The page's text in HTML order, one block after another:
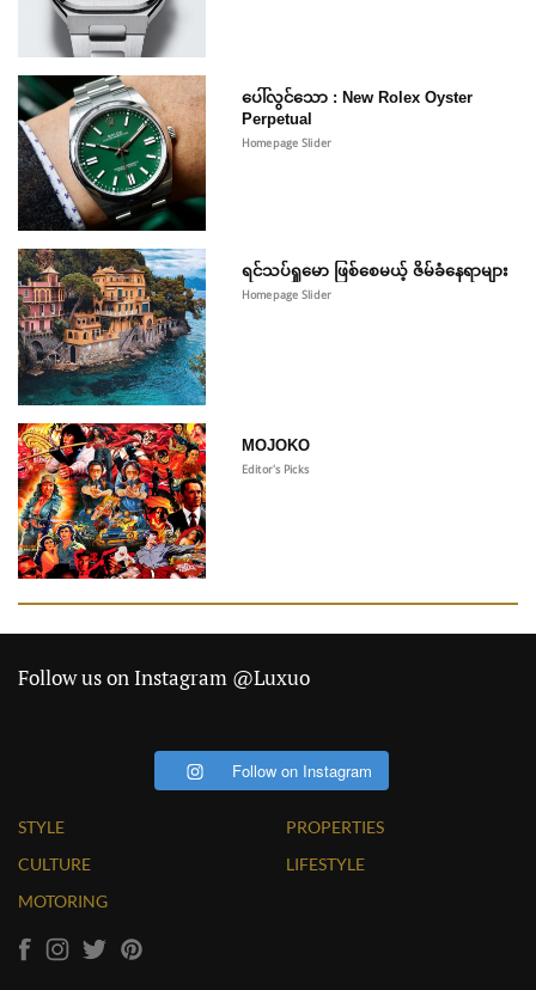
ပေါ်လွင်သော : New Rolex Oyster
Perpetual
Homepage Slider
ရင်သပ်ရှုမော ဖြစ်စေမယ့် ဇိမ်ခံနေရာများ
Homepage Slider
MOJOKO
Editor's Picks
Follow us on Instagram @Luxuo
Follow on Instagram
STYLE
CULTURE
MOTORING
PROPERTIES
LIFESTYLE